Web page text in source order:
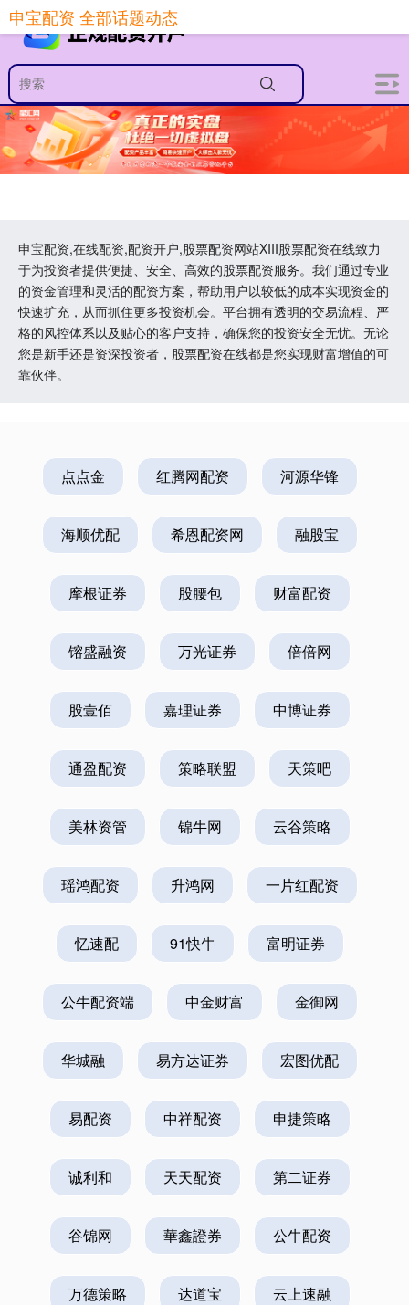
申宝配资,在线配资,配资开户,股票配资网站XIII‌股票配资在线致力
于为投资者提供便捷、安全、高效的股票配资服务。我们通过专业
的资金管理和灵活的配资方案，帮助用户以较低的成本实现资金的
快速扩充，从而抓住更多投资机会。平台拥有透明的交易流程、严
格的风控体系以及贴心的客户支持，确保您的投资安全无忧。无论
您是新手还是资深投资者，股票配资在线都是您实现财富增值的可
靠伙伴。
申宝配资 全部话题动态
点点金 红腾网配资 河源华锋
海顺优配 希恩配资网 融股宝
摩根证券 股腰包 财富配资
镕盛融资 万光证券 倍倍网
股壹佰 嘉理证券 中博证券
通盈配资 策略联盟 天策吧
美林资管 锦牛网 云谷策略
瑶鸿配资 升鸿网 一片红配资
忆速配 91快牛 富明证券
公牛配资端 中金财富 金御网
华城融 易方达证券 宏图优配
易配资 中祥配资 申捷策略
诚利和 天天配资 第二证券
谷锦网 華鑫證券 公牛配资
万德策略 达道宝 云上速融